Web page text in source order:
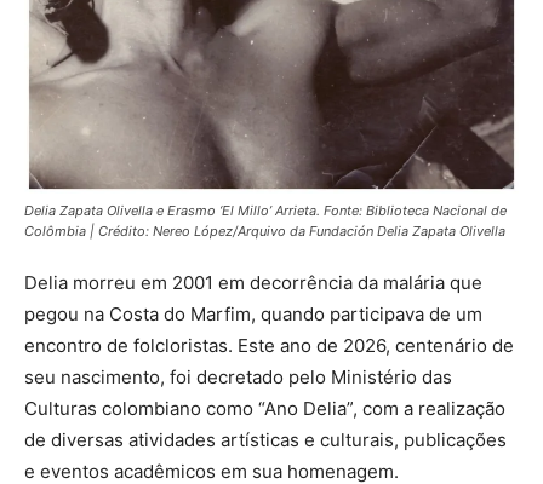
Delia Zapata Olivella e Erasmo ‘El Millo’ Arrieta. Fonte: Biblioteca Nacional de
Colômbia | Crédito: Nereo López/Arquivo da Fundación Delia Zapata Olivella
Delia morreu em 2001 em decorrência da malária que
pegou na Costa do Marfim, quando participava de um
encontro de folcloristas. Este ano de 2026, centenário de
seu nascimento, foi decretado pelo Ministério das
Culturas colombiano como “Ano Delia”, com a realização
de diversas atividades artísticas e culturais, publicações
e eventos acadêmicos em sua homenagem.